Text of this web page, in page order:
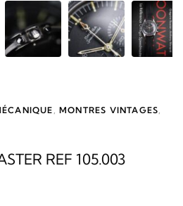
,MONTRES VINTAGES,
REF 105.003